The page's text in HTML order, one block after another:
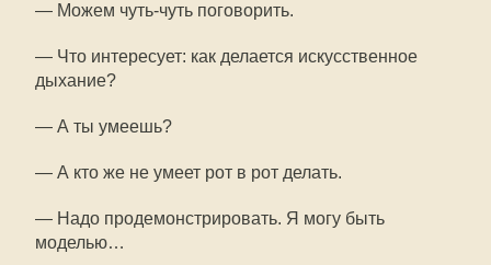
— Можем чуть-чуть поговорить.
— Что интересует: как делается искусственное
дыхание?
— А ты умеешь?
— А кто же не умеет рот в рот делать.
— Надо продемонстрировать. Я могу быть
моделью…